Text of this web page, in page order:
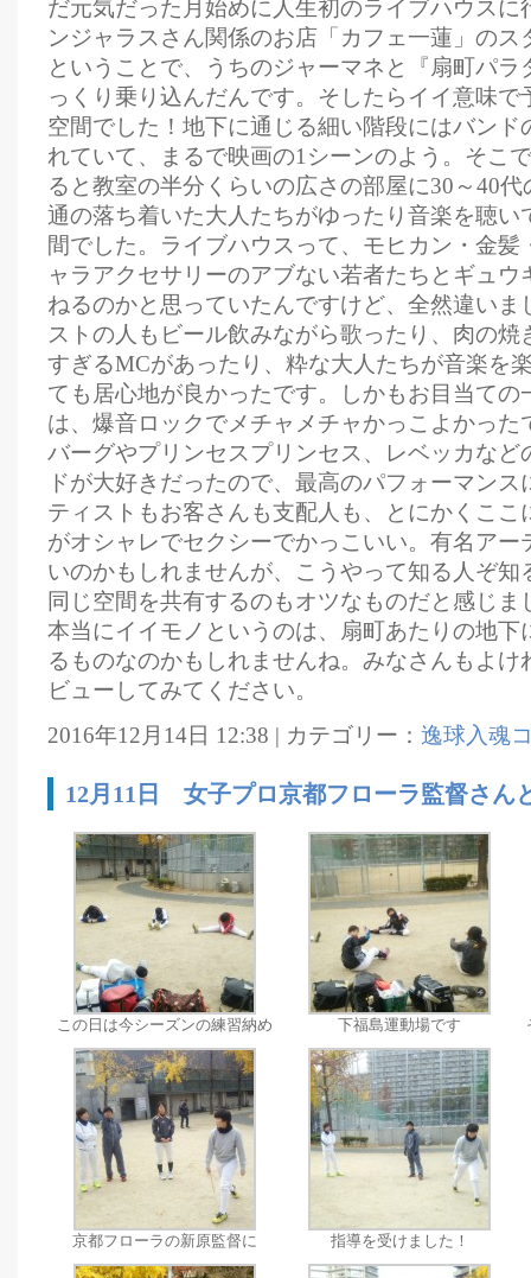
だ元気だった月始めに人生初のライブハウスに
ンジャラスさん関係のお店「カフェ一蓮」のス
ということで、うちのジャーマネと『扇町パラ
っくり乗り込んだんです。そしたらイイ意味で
空間でした！地下に通じる細い階段にはバンド
れていて、まるで映画の1シーンのよう。そこ
ると教室の半分くらいの広さの部屋に30～40
通の落ち着いた大人たちがゆったり音楽を聴い
間でした。ライブハウスって、モヒカン・金髪
ャラアクセサリーのアブない若者たちとギュウ
ねるのかと思っていたんですけど、全然違いま
ストの人もビール飲みながら歌ったり、肉の焼
すぎるMCがあったり、粋な大人たちが音楽を
ても居心地が良かったです。しかもお目当ての
は、爆音ロックでメチャメチャかっこよかった
バーグやプリンセスプリンセス、レベッカなど
ドが大好きだったので、最高のパフォーマン
ティストもお客さんも支配人も、とにかくここ
がオシャレでセクシーでかっこいい。有名アー
いのかもしれませんが、こうやって知る人ぞ知
同じ空間を共有するのもオツなものだと感じま
本当にイイモノというのは、扇町あたりの地下
るものなのかもしれませんね。みなさんもよけ
ビューしてみてください。
2016年12月14日 12:38 | カテゴリー： 逸球入魂
12月11日 女子プロ京都フローラ監督さん
この日は今シーズンの練習納め 下福島運動場です
京都フローラの新原監督に 指導を受けました！